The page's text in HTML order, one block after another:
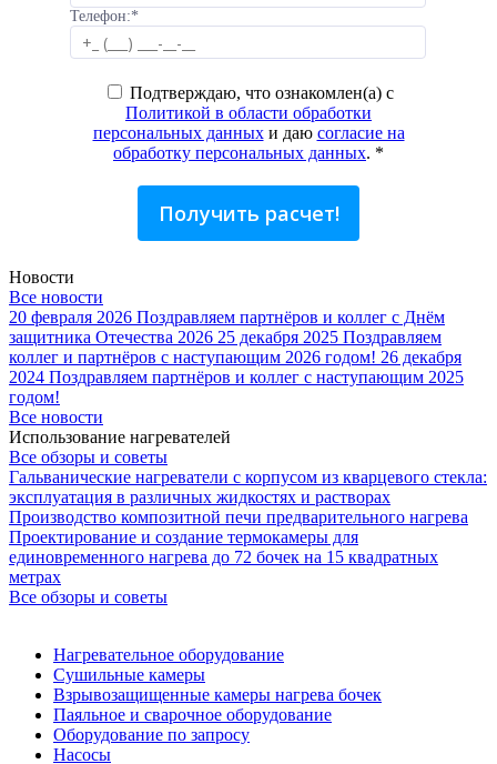
Телефон:*
Подтверждаю, что ознакомлен(а) с
Политикой в области обработки
персональных данныхи даю согласие на
обработку персональных данных. *
Получить расчет!
Новости
Все новости
20 февраля 2026 Поздравляем партнёров и коллег с Днём
защитника Отечества 2026 25 декабря 2025 Поздравляем
коллег и партнёров с наступающим 2026 годом! 26 декабря
2024 Поздравляем партнёров и коллег с наступающим 2025
годом!
Все новости
Использование нагревателей
Все обзоры и советы
Гальванические нагреватели с корпусом из кварцевого стекла:
эксплуатация в различных жидкостях и растворах
Производство композитной печи предварительного нагрева
Проектирование и создание термокамеры для
единовременного нагрева до 72 бочек на 15 квадратных
метрах
Все обзоры и советы
Нагревательное оборудование
Сушильные камеры
Взрывозащищенные камеры нагрева бочек
Паяльное и сварочное оборудование
Оборудование по запросу
Насосы